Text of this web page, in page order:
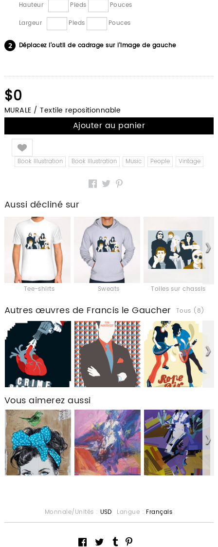
Hauteur
Pieds
Pouces
Largeur
Pieds Pouces
Déplacez l'outil de cadrage sur l'image de gauche
$0
MURALE / Textile repositionnable
Ajouter au panier
Like
Book Illustration Book Illustration Music People Vintage
Aussi décliné sur
Tee-shirts Sweats Toiles sur chassis
Autres œuvres de Francis le Gaucher Tous (8)
Vous aimerez aussi
Monnaie/Unités : USD Langue : Français